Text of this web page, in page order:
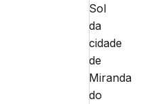
Sol
da
cidade
de
Miranda
do